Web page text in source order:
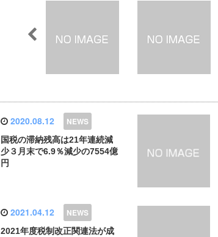
2020.08.12
国税の滞納残高は21年連続減
少３月末で6.9％減少の7554億
円
2021.04.12
2021年度税制改正関連法が成